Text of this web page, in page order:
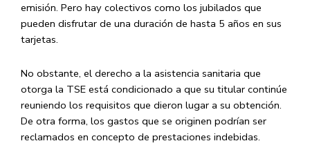
emisión. Pero hay colectivos como los jubilados que
pueden disfrutar de una duración de hasta 5 años en sus
tarjetas.
No obstante, el derecho a la asistencia sanitaria que
otorga la TSE está condicionado a que su titular continúe
reuniendo los requisitos que dieron lugar a su obtención.
De otra forma, los gastos que se originen podrían ser
reclamados en concepto de prestaciones indebidas.